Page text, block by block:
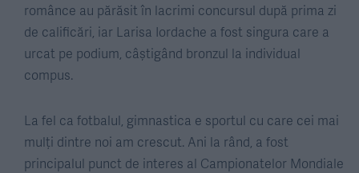
românce au părăsit în lacrimi concursul după prima zi
de calificări, iar Larisa Iordache a fost singura care a
urcat pe podium, câștigând bronzul la individual
compus.
La fel ca fotbalul, gimnastica e sportul cu care cei mai
mulți dintre noi am crescut. Ani la rând, a fost
principalul punct de interes al Campionatelor Mondiale